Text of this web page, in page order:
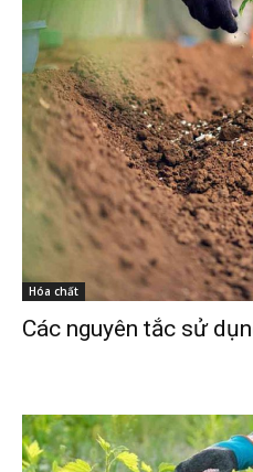
Hóa chất
Các nguyên tắc sử